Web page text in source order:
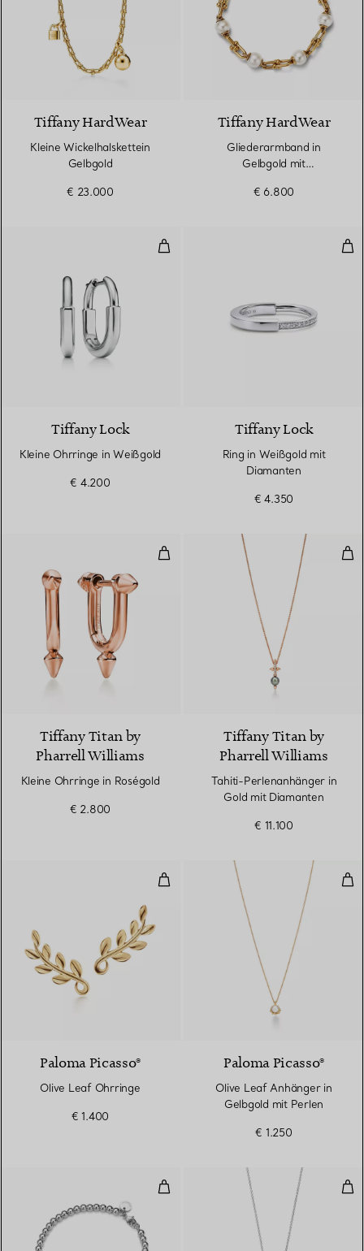
Tiffany HardWear
Kleine Wickelhalskettein
Gelbgold
€ 23.000
Tiffany HardWear
Gliederarmband in
Gelbgold mit
€ 6.800
Kleine Ohrringe in Weißgold
Tiffany Lock
Kleine Ohrringe in Weißgold
€ 4.200
Tiffany Lock
Ring in Weißgold mit
Diamanten
€ 4.350
Kleine Ohrringe in Roségold
2 Materialien
Tiffany Titan by
Pharrell Williams
Kleine Ohrringe in Roségold
€ 2.800
Tiffany Titan by
Pharrell Williams
Tahiti-Perlenanhänger in
Gold mit Diamanten
€ 11.100
Olive Leaf Ohrringe
2 Materialien
Paloma Picasso®
Olive Leaf Ohrringe
€ 1.400
Paloma Picasso®
Olive Leaf Anhänger in
Gelbgold mit Perlen
€ 1.250
Kugelarmband mit